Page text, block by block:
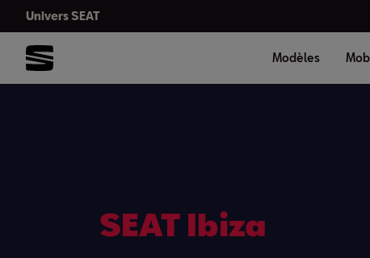
Univers SEAT
Modèles
SEAT Ibiza